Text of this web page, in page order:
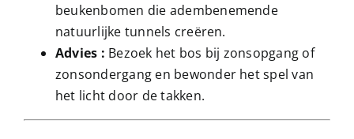
beukenbomen die adembenemende
natuurlijke tunnels creëren.
Advies : Bezoek het bos bij zonsopgang of
zonsondergang en bewonder het spel van
het licht door de takken.